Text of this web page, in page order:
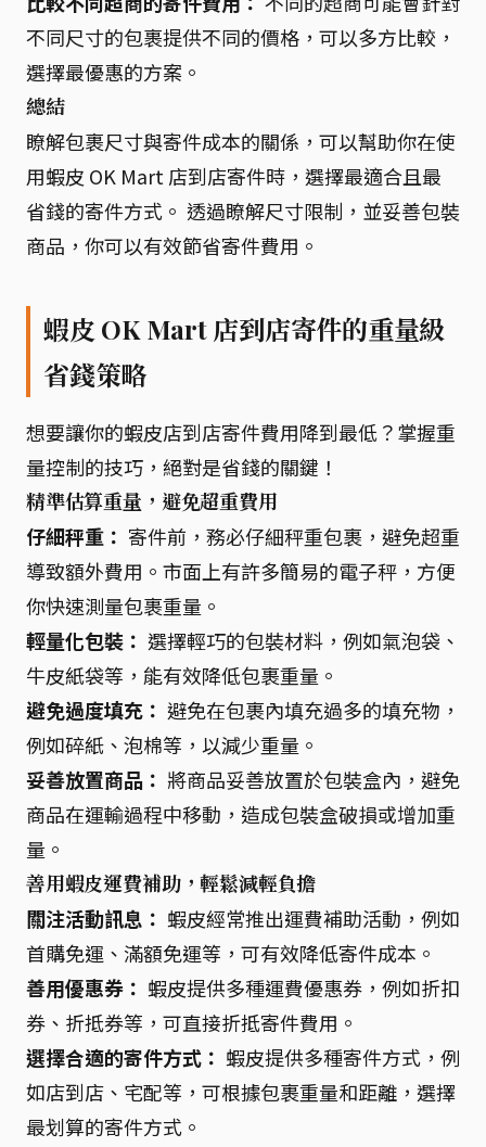
不同尺寸的包裹提供不同的價格，可以多方比較，
選擇最優惠的方案。
總結
瞭解包裹尺寸與寄件成本的關係，可以幫助你在使
用蝦皮 OK Mart 店到店寄件時，選擇最適合且最
省錢的寄件方式。 透過瞭解尺寸限制，並妥善包裝
商品，你可以有效節省寄件費用。
蝦皮 OK Mart 店到店寄件的重量級
省錢策略
想要讓你的蝦皮店到店寄件費用降到最低？掌握重
量控制的技巧，絕對是省錢的關鍵！
精準估算重量，避免超重費用
仔細秤重： 寄件前，務必仔細秤重包裹，避免超重
導致額外費用。市面上有許多簡易的電子秤，方便
你快速測量包裹重量。
輕量化包裝： 選擇輕巧的包裝材料，例如氣泡袋、
牛皮紙袋等，能有效降低包裹重量。
避免過度填充： 避免在包裹內填充過多的填充物，
例如碎紙、泡棉等，以減少重量。
妥善放置商品： 將商品妥善放置於包裝盒內，避免
商品在運輸過程中移動，造成包裝盒破損或增加重
量。
善用蝦皮運費補助，輕鬆減輕負擔
關注活動訊息： 蝦皮經常推出運費補助活動，例如
首購免運、滿額免運等，可有效降低寄件成本。
善用優惠券： 蝦皮提供多種運費優惠券，例如折扣
券、折抵券等，可直接折抵寄件費用。
選擇合適的寄件方式： 蝦皮提供多種寄件方式，例
如店到店、宅配等，可根據包裹重量和距離，選擇
最划算的寄件方式。